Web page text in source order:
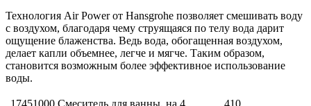
Технология Air Power от Hansgrohe позволяет смешивать воду
с воздухом, благодаря чему струящаяся по телу вода дарит
ощущение блаженства. Ведь вода, обогащенная воздухом,
делает капли объемнее, легче и мягче. Таким образом,
становится возможным более эффективное использование
воды.